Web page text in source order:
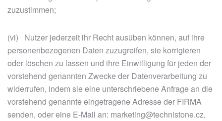
zuzustimmen;
(vi) Nutzer jederzeit ihr Recht ausüben können, auf ihre
personenbezogenen Daten zuzugreifen, sie korrigieren
oder löschen zu lassen und ihre Einwilligung für jeden der
vorstehend genannten Zwecke der Datenverarbeitung zu
widerrufen, indem sie eine unterschriebene Anfrage an die
vorstehend genannte eingetragene Adresse der FIRMA
senden, oder eine E-Mail an: marketing@technistone.cz,